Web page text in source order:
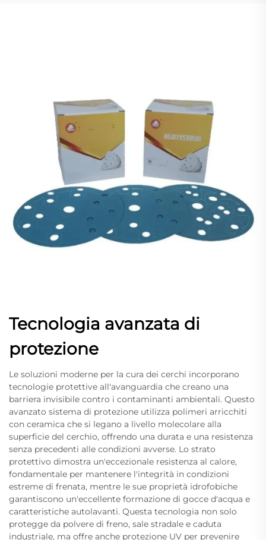
Tecnologia avanzata di
protezione
Le soluzioni moderne per la cura dei cerchi incorporano
tecnologie protettive all'avanguardia che creano una
barriera invisibile contro i contaminanti ambientali. Questo
avanzato sistema di protezione utilizza polimeri arricchiti
con ceramica che si legano a livello molecolare alla
superficie del cerchio, offrendo una durata e una resistenza
senza precedenti alle condizioni avverse. Lo strato
protettivo dimostra un'eccezionale resistenza al calore,
fondamentale per mantenere l'integrità in condizioni
estreme di frenata, mentre le sue proprietà idrofobiche
garantiscono un'eccellente formazione di gocce d'acqua e
caratteristiche autolavanti. Questa tecnologia non solo
protegge da polvere di freno, sale stradale e caduta
industriale, ma offre anche protezione UV per prevenire